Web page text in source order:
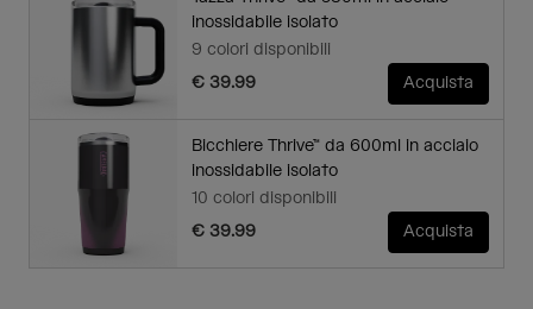
inossidabile isolato
9 colori disponibili
€ 39.99
Acquista
Bicchiere Thrive™ da 600ml in acciaio
inossidabile isolato
10 colori disponibili
€ 39.99
Acquista